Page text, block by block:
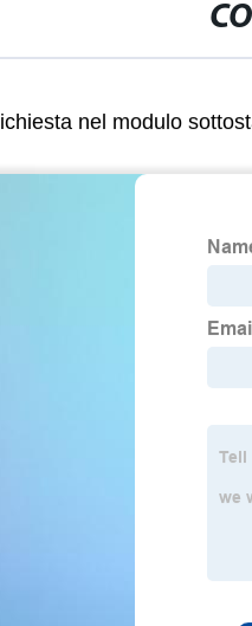
nel modulo